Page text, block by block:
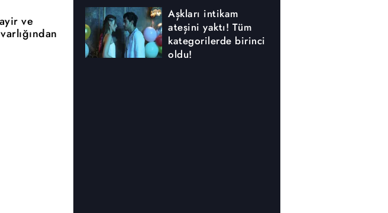
ve
Aşkları intikam
ateşini yaktı! Tüm
kategorilerde birinci
oldu!